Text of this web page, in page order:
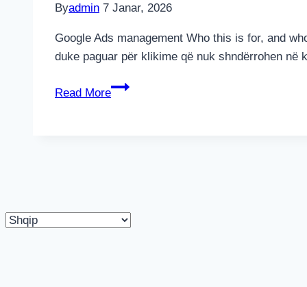
Byadmin 7 Janar, 2026
Google Ads management Who this is for, and
duke paguar për klikime që nuk shndërrohen
Read More
Menaxhimi
Zgjidhni